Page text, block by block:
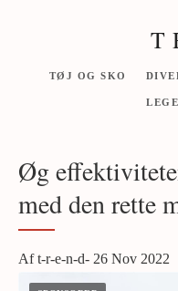
T
TØJ OG SKO
Øg
med den rette
Af t-r-e-n-d- 26 Nov 2022